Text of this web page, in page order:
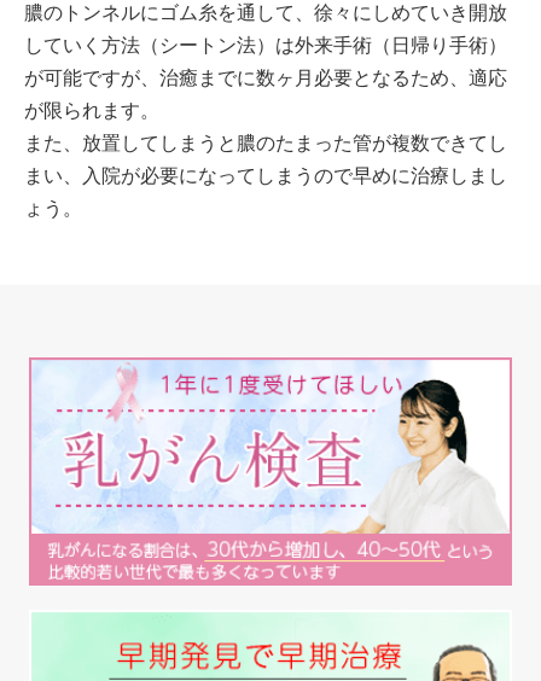
膿のトンネルにゴム糸を通して、徐々にしめていき開放
していく方法（シートン法）は外来手術（日帰り手術）
が可能ですが、治癒までに数ヶ月必要となるため、適応
が限られます。
また、放置してしまうと膿のたまった管が複数できてし
まい、入院が必要になってしまうので早めに治療しまし
ょう。